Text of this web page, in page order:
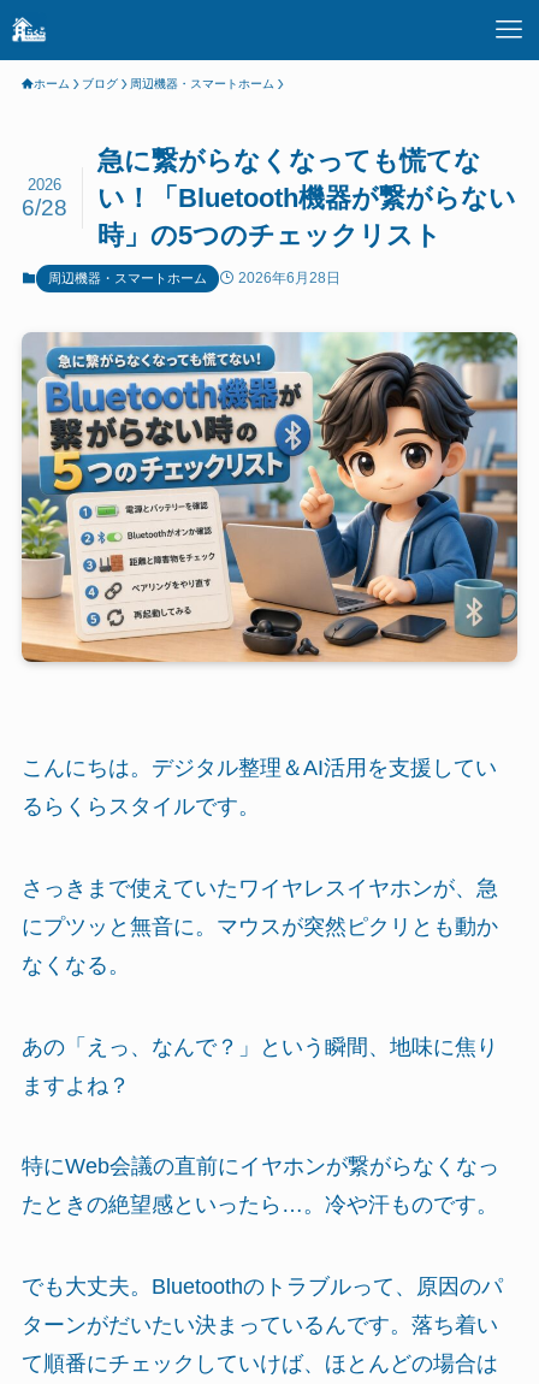
ホーム ブログ 周辺機器・スマートホーム
急に繋がらなくなっても慌てな
い！「Bluetooth機器が繋がらない
時」の5つのチェックリスト
2026
6/28
周辺機器・スマートホーム 2026年6月28日
こんにちは。デジタル整理＆AI活用を支援してい
るらくらスタイルです。
さっきまで使えていたワイヤレスイヤホンが、急
にプツッと無音に。マウスが突然ピクリとも動か
なくなる。
あの「えっ、なんで？」という瞬間、地味に焦り
ますよね？
特にWeb会議の直前にイヤホンが繋がらなくなっ
たときの絶望感といったら…。冷や汗ものです。
でも大丈夫。Bluetoothのトラブルって、原因のパ
ターンがだいたい決まっているんです。落ち着い
て順番にチェックしていけば、ほとんどの場合は